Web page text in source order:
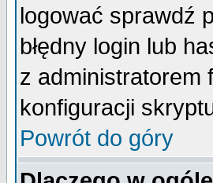
logować sprawdź
błędny login lub
z administratorem
konfiguracji
Powrót do góry